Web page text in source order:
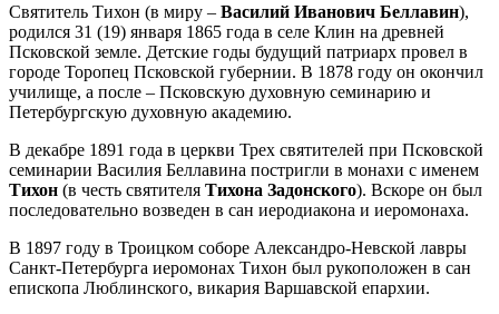
Святитель Тихон (в миру – Василий Иванович Беллавин),
родился 31 (19) января 1865 года в селе Клин на древней
Псковской земле. Детские годы будущий патриарх провел в
городе Торопец Псковской губернии. В 1878 году он окончил
училище, а после – Псковскую духовную семинарию и
Петербургскую духовную академию.
В декабре 1891 года в церкви Трех святителей при Псковской
семинарии Василия Беллавина постригли в монахи с именем
Тихон (в честь святителя Тихона Задонского). Вскоре он был
последовательно возведен в сан иеродиакона и иеромонаха.
В 1897 году в Троицком соборе Александро-Невской лавры
Санкт-Петербурга иеромонах Тихон был рукоположен в сан
епископа Люблинского, викария Варшавской епархии.